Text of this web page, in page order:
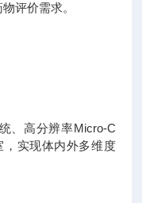
评价需求。
、高分辨率Micro-C
实现体内外多维度